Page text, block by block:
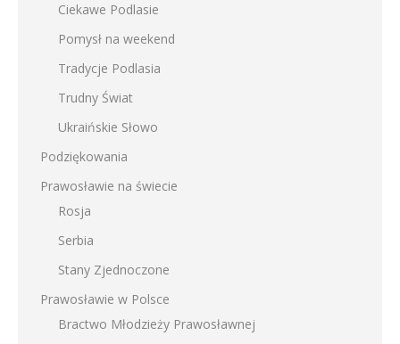
Ciekawe Podlasie
Pomysł na weekend
Tradycje Podlasia
Trudny Świat
Ukraińskie Słowo
Podziękowania
Prawosławie na świecie
Rosja
Serbia
Stany Zjednoczone
Prawosławie w Polsce
Bractwo Młodzieży Prawosławnej